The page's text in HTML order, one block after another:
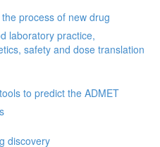
process of new drug
laboratory practice,
safety and dose translation
to predict the ADMET
discovery